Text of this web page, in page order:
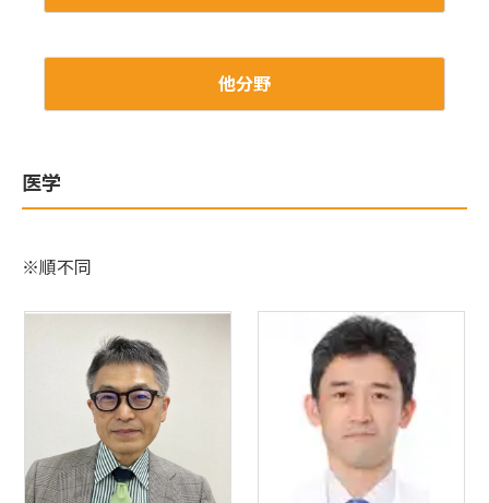
他分野
医学
※順不同